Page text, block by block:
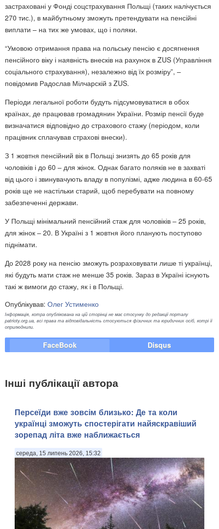
застраховані у Фонді соцстрахування Польщі (таких налічується
270 тис.), в майбутньому зможуть претендувати на пенсійні
виплати – на тих же умовах, що і поляки.
“Умовою отримання права на польську пенсію є досягнення
пенсійного віку і наявність внесків на рахунок в ZUS (Управління
соціального страхування), незалежно від їх розміру”, –
повідомив Радослав Мілчарскій з ZUS.
Періоди легальної роботи будуть підсумовуватися в обох
країнах, де працював громадянин України. Розмір пенсії буде
визначатися відповідно до страхового стажу (періодом, коли
працівник сплачував страхові внески).
З 1 жовтня пенсійний вік в Польщі знизять до 65 років для
чоловіків і до 60 – для жінок. Однак багато поляків не в захваті
від цього і звинувачують владу в популізмі, адже людина в 60-65
років ще не настільки старий, щоб перебувати на повному
забезпеченні держави.
У Польщі мінімальний пенсійний стаж для чоловіків – 25 років,
для жінок – 20. В Україні з 1 жовтня його планують поступово
піднімати.
До 2028 року на пенсію зможуть розраховувати лише ті українці,
які будуть мати стаж не менше 35 років. Зараз в Україні існують
такі ж вимоги до стажу, як і в Польщі.
Опублікував: Олег Устименко
Інформація, котра опублікована на цій сторінці не має стосунку до редакції порталу
patrioty.org.ua, всі права та відповідальність стосуються фізичних та юридичних осіб, котрі її
оприлюднили.
FaceBook Disqus
Інші публікації автора
Персеїди вже зовсім близько: Де та коли
українці зможуть спостерігати найяскравіший
зорепад літа вже наближається
середа, 15 липень 2026, 15:32